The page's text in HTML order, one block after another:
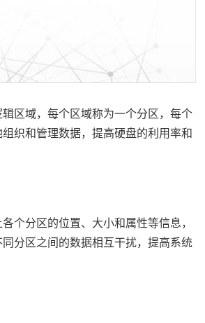
区域，每个区域称为一个分区，每个
织和管理数据，提高硬盘的利用率和
个分区的位置、大小和属性等信息，
分区之间的数据相互干扰，提高系统